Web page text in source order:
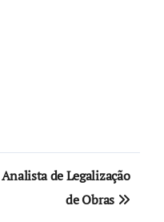
Analista de Legalização
de Obras